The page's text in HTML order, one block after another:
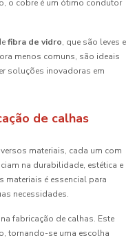
o cobre é um ótimo condutor
fibra de vidro, que são leves e
menos comuns, são ideais
soluções inovadoras em
de calhas
materiais, cada um com
na durabilidade, estética e
materiais é essencial para
necessidades.
fabricação de calhas. Este
tornando-se uma escolha